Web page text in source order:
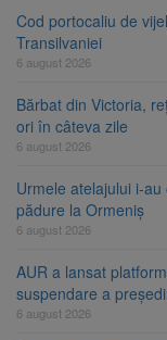
Cod portocaliu de
Transilvaniei
6 august 2026
Bărbat din Victoria,
ori în câteva zile
6 august 2026
Urmele atelajului i-
pădure la Ormeniș
6 august 2026
AUR a lansat
suspendare a
6 august 2026